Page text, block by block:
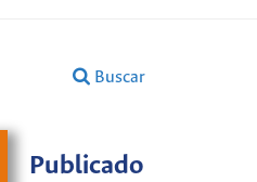
Buscar
Publicado